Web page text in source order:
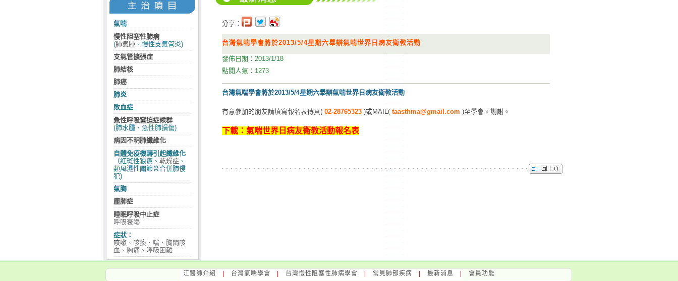
氣喘
慢性阻塞性肺病
(肺氣腫 、慢性支氣管炎)
支氣管擴張症
肺結核
肺癌
肺炎
敗血症
急性呼吸窘迫症候群
(肺水腫、急性肺損傷)
病因不明肺纖維化
自體免疫機轉引起纖維化
（紅斑性狼瘡、 乾燥症 、
類風濕性關節炎合併肺侵
犯)
氣胸
塵肺症
睡眠呼吸中止症
呼吸衰竭
症狀：
咳嗽 、咳痰、喘、胸悶咳
血、胸痛、呼吸困難
分享：
台灣氣喘學會將於2013/5/4星期六舉辦氣喘世界日病友衛教活動
發佈日期： 2013/1/18
點閱人氣： 1273
台灣氣喘學會將於2013/5/4星期六舉辦氣喘世界日病友衛教活動
有意參加的朋友請填寫報名表傳真( 02-28765323 )或MAIL( taasthma@gmail.com )至學會。謝謝。
下載：氣喘世界日病友衛教活動報名表
江醫師介紹 台灣氣喘學會 台灣慢性阻塞性肺病學會 常見肺部疾病 最新消息 會員功能